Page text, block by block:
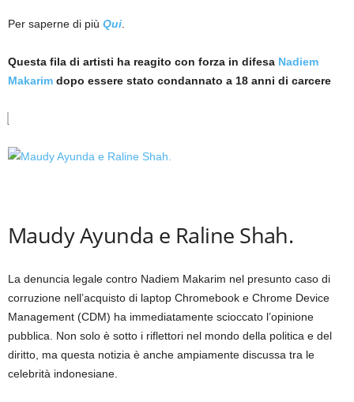
Per saperne di più Qui
Questa fila di artisti ha reagito con forza in difesa Nadiem
Makarim dopo essere stato condannato a 18 anni di carcere
Maudy Ayunda e Raline Shah.
La denuncia legale contro Nadiem Makarim nel presunto caso di
corruzione nell’acquisto di laptop Chromebook e Chrome Device
Management (CDM) ha immediatamente scioccato l’opinione
pubblica. Non solo è sotto i riflettori nel mondo della politica e del
diritto, ma questa notizia è anche ampiamente discussa tra le
celebrità indonesiane.